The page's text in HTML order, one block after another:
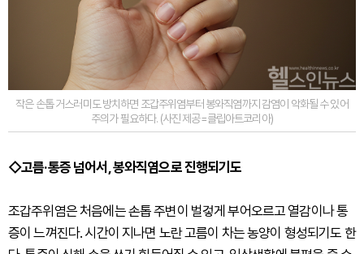
작은 손톱 거스러미도 방치하면 조갑주위염부터 봉와직염까지 감염이 악화될 수 있어
주의가 필요하다. (사진 제공=클립아트코리아)
◇고름·통증 넘어서, 봉와직염으로 진행되기도
조갑주위염은 처음에는 손톱 주변이 벌겋게 부어오르고 열감이나 통
증이 느껴진다. 시간이 지나면 노란 고름이 차는 농양이 형성되기도 한